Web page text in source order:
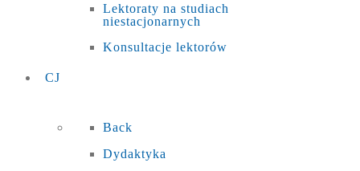
Lektoraty na studiach
niestacjonarnych
Konsultacje lektorów
CJ
Back
Dydaktyka